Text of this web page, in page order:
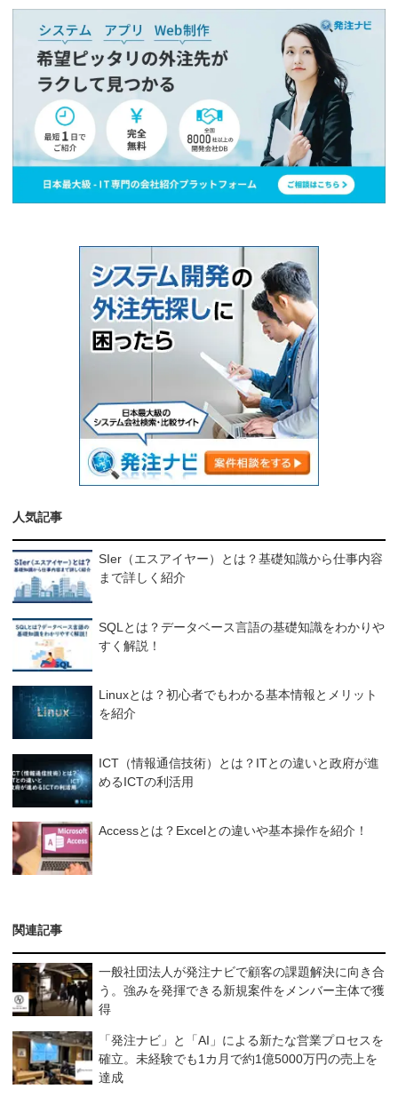
人気記事
SIer（エスアイヤー）とは？基礎知識から仕事内容
まで詳しく紹介
SQLとは？データベース言語の基礎知識をわかりや
すく解説！
Linuxとは？初心者でもわかる基本情報とメリット
を紹介
ICT（情報通信技術）とは？ITとの違いと政府が進
めるICTの利活用
Accessとは？Excelとの違いや基本操作を紹介！
関連記事
一般社団法人が発注ナビで顧客の課題解決に向き合
う。強みを発揮できる新規案件をメンバー主体で獲
得
「発注ナビ」と「AI」による新たな営業プロセスを
確立。未経験でも1カ月で約1億5000万円の売上を
達成